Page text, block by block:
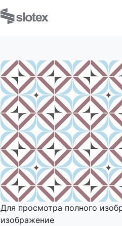
Для просмотра полного
изображение